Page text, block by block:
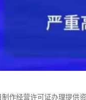
作经营许可证办理提供资